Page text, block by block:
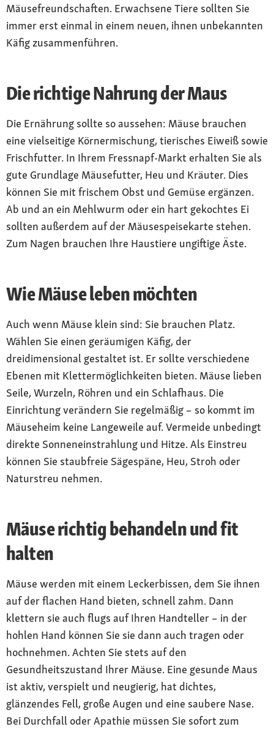
Mäusefreundschaften. Erwachsene Tiere sollten Sie
immer erst einmal in einem neuen, ihnen unbekannten
Käfig zusammenführen.
Die richtige Nahrung der Maus
Die Ernährung sollte so aussehen: Mäuse brauchen
eine vielseitige Körnermischung, tierisches Eiweiß sowie
Frischfutter. In Ihrem Fressnapf-Markt erhalten Sie als
gute Grundlage Mäusefutter, Heu und Kräuter. Dies
können Sie mit frischem Obst und Gemüse ergänzen.
Ab und an ein Mehlwurm oder ein hart gekochtes Ei
sollten außerdem auf der Mäusespeisekarte stehen.
Zum Nagen brauchen Ihre Haustiere ungiftige Äste.
Wie Mäuse leben möchten
Auch wenn Mäuse klein sind: Sie brauchen Platz.
Wählen Sie einen geräumigen Käfig, der
dreidimensional gestaltet ist. Er sollte verschiedene
Ebenen mit Klettermöglichkeiten bieten. Mäuse lieben
Seile, Wurzeln, Röhren und ein Schlafhaus. Die
Einrichtung verändern Sie regelmäßig – so kommt im
Mäuseheim keine Langeweile auf. Vermeide unbedingt
direkte Sonneneinstrahlung und Hitze. Als Einstreu
können Sie staubfreie Sägespäne, Heu, Stroh oder
Naturstreu nehmen.
Mäuse richtig behandeln und fit
halten
Mäuse werden mit einem Leckerbissen, dem Sie ihnen
auf der flachen Hand bieten, schnell zahm. Dann
klettern sie auch flugs auf Ihren Handteller – in der
hohlen Hand können Sie sie dann auch tragen oder
hochnehmen. Achten Sie stets auf den
Gesundheitszustand Ihrer Mäuse. Eine gesunde Maus
ist aktiv, verspielt und neugierig, hat dichtes,
glänzendes Fell, große Augen und eine saubere Nase.
Bei Durchfall oder Apathie müssen Sie sofort zum